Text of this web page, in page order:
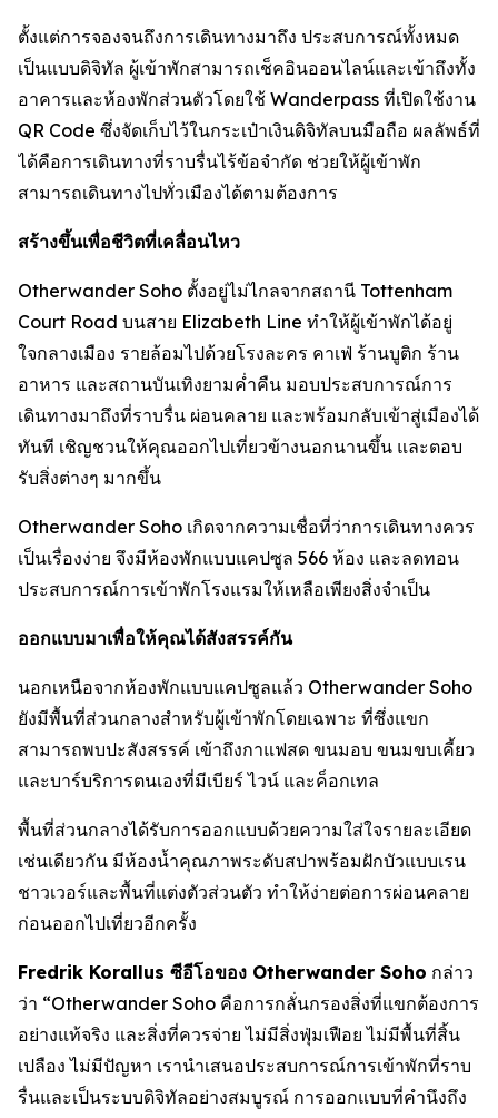
ตั้งแต่การจองจนถึงการเดินทางมาถึง ประสบการณ์ทั้งหมด
เป็นแบบดิจิทัล ผู้เข้าพักสามารถเช็คอินออนไลน์และเข้าถึงทั้ง
อาคารและห้องพักส่วนตัวโดยใช้ Wanderpass ที่เปิดใช้งาน
QR Code ซึ่งจัดเก็บไว้ในกระเป๋าเงินดิจิทัลบนมือถือ ผลลัพธ์ที่
ได้คือการเดินทางที่ราบรื่นไร้ข้อจำกัด ช่วยให้ผู้เข้าพัก
สามารถเดินทางไปทั่วเมืองได้ตามต้องการ
สร้างขึ้นเพื่อชีวิตที่เคลื่อนไหว
Otherwander Soho ตั้งอยู่ไม่ไกลจากสถานี Tottenham
Court Road บนสาย Elizabeth Line ทำให้ผู้เข้าพักได้อยู่
ใจกลางเมือง รายล้อมไปด้วยโรงละคร คาเฟ่ ร้านบูติก ร้าน
อาหาร และสถานบันเทิงยามค่ำคืน มอบประสบการณ์การ
เดินทางมาถึงที่ราบรื่น ผ่อนคลาย และพร้อมกลับเข้าสู่เมืองได้
ทันที เชิญชวนให้คุณออกไปเที่ยวข้างนอกนานขึ้น และตอบ
รับสิ่งต่างๆ มากขึ้น
Otherwander Soho เกิดจากความเชื่อที่ว่าการเดินทางควร
เป็นเรื่องง่าย จึงมีห้องพักแบบแคปซูล 566 ห้อง และลดทอน
ประสบการณ์การเข้าพักโรงแรมให้เหลือเพียงสิ่งจำเป็น
ออกแบบมาเพื่อให้คุณได้สังสรรค์กัน
นอกเหนือจากห้องพักแบบแคปซูลแล้ว Otherwander Soho
ยังมีพื้นที่ส่วนกลางสำหรับผู้เข้าพักโดยเฉพาะ ที่ซึ่งแขก
สามารถพบปะสังสรรค์ เข้าถึงกาแฟสด ขนมอบ ขนมขบเคี้ยว
และบาร์บริการตนเองที่มีเบียร์ ไวน์ และค็อกเทล
พื้นที่ส่วนกลางได้รับการออกแบบด้วยความใส่ใจรายละเอียด
เช่นเดียวกัน มีห้องน้ำคุณภาพระดับสปาพร้อมฝักบัวแบบเรน
ชาวเวอร์และพื้นที่แต่งตัวส่วนตัว ทำให้ง่ายต่อการผ่อนคลาย
ก่อนออกไปเที่ยวอีกครั้ง
Fredrik Korallus ซีอีโอของ Otherwander Soho กล่าว
ว่า “Otherwander Soho คือการกลั่นกรองสิ่งที่แขกต้องการ
อย่างแท้จริง และสิ่งที่ควรจ่าย ไม่มีสิ่งฟุ่มเฟือย ไม่มีพื้นที่สิ้น
เปลือง ไม่มีปัญหา เรานำเสนอประสบการณ์การเข้าพักที่ราบ
รื่นและเป็นระบบดิจิทัลอย่างสมบูรณ์ การออกแบบที่คำนึงถึง